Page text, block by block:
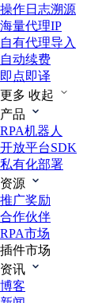
操作日志溯源
海量代理IP
自有代理导入
自动续费
即点即译
更多 收起
产品
RPA机器人
开放平台SDK
私有化部署
资源
推广奖励
合作伙伴
RPA市场
插件市场
资讯
博客